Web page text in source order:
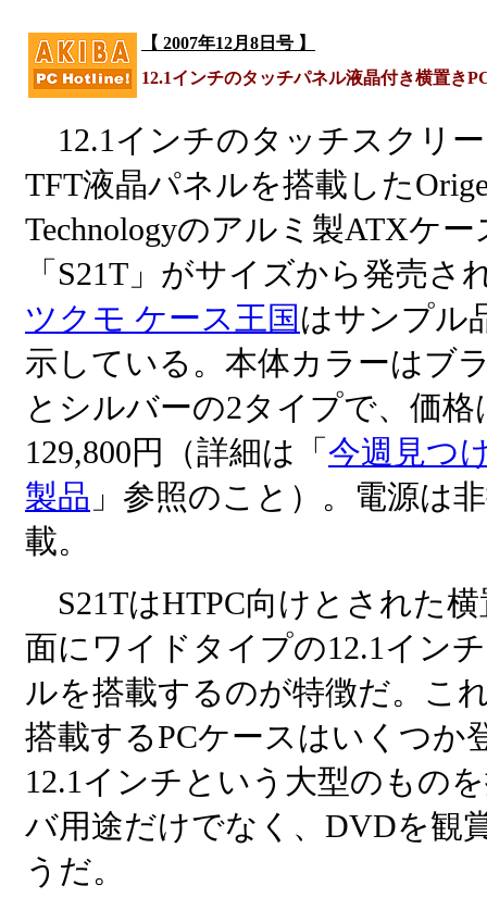
【 2007年12月8日号 】
12.1インチのタッチパネル液晶付き横置き
12.1インチのタッチスクリ
TFT液晶パネルを搭載した
Technologyのアルミ製ATXケー
「S21T」がサイズから発売さ
ツクモ ケース王国 はサンプル
示している。本体カラーはブ
とシルバーの2タイプで、価格
129,800円（詳細は「 今週見つ
製品 」参照のこと）。電源は
載。
S21TはHTPC向けとされた
面にワイドタイプの12.1イン
ルを搭載するのが特徴だ。こ
搭載するPCケースはいくつか
12.1インチという大型のもの
バ用途だけでなく、DVDを観
うだ。